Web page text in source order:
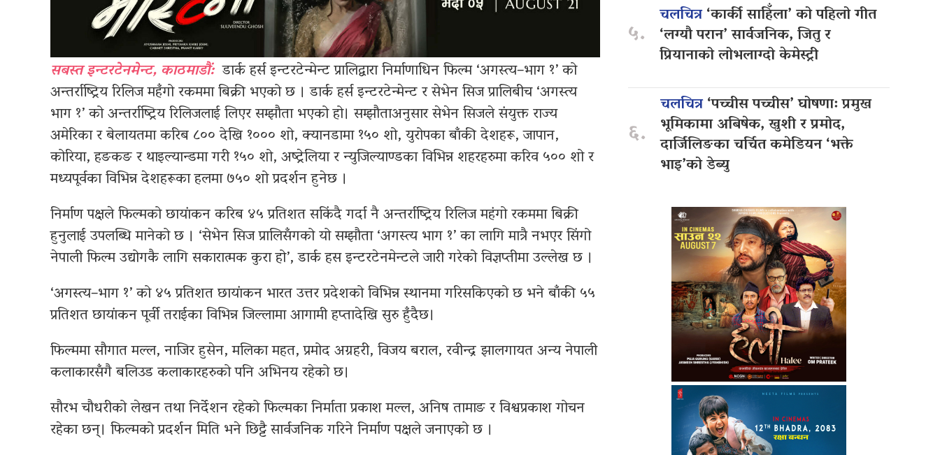
सबस्त इन्टरटेनमेन्ट, काठमाडौं: डार्क हर्स इन्टरटेन्मेन्ट प्रालिद्वारा निर्माणाधिन फिल्म ‘अगस्त्य–भाग १’ को
अन्तर्राष्ट्रिय रिलिज महँगो रकममा बिक्री भएको छ । डार्क हर्स इन्टरटेन्मेन्ट र सेभेन सिज प्रालिबीच ‘अगस्त्य
भाग १’ को अन्तर्राष्ट्रिय रिलिजलाई लिएर सम्झौता भएको हो। सम्झौताअनुसार सेभेन सिजले संयुक्त राज्य
अमेरिका र बेलायतमा करिब ८०० देखि १००० शो, क्यानडामा १५० शो, युरोपका बाँकी देशहरू, जापान,
कोरिया, हङकङ र थाइल्यान्डमा गरी १५० शो, अष्ट्रेलिया र न्युजिल्याण्डका विभिन्न शहरहरुमा करिव ५०० शो र
मध्यपूर्वका विभिन्न देशहरूका हलमा ७५० शो प्रदर्शन हुनेछ ।
निर्माण पक्षले फिल्मको छायांकन करिब ४५ प्रतिशत सकिंदै गर्दा नै अन्तर्राष्ट्रिय रिलिज महंगो रकममा बिक्री
हुनुलाई उपलब्धि मानेको छ । ‘सेभेन सिज प्रालिसँगको यो सम्झौता ‘अगस्त्य भाग १’ का लागि मात्रै नभएर सिंगो
नेपाली फिल्म उद्योगकै लागि सकारात्मक कुरा हो’, डार्क हस इन्टरटेनमेन्टले जारी गरेको विज्ञप्तीमा उल्लेख छ ।
‘अगस्त्य–भाग १’ को ४५ प्रतिशत छायांकन भारत उत्तर प्रदेशको विभिन्न स्थानमा गरिसकिएको छ भने बाँकी ५५
प्रतिशत छायांकन पूर्वी तराईका विभिन्न जिल्लामा आगामी हप्तादेखि सुरु हुँदैछ।
फिल्ममा सौगात मल्ल, नाजिर हुसेन, मलिका महत, प्रमोद अग्रहरी, विजय बराल, रवीन्द्र झालगायत अन्य नेपाली
कलाकारसँगै बलिउड कलाकारहरुको पनि अभिनय रहेको छ।
सौरभ चौधरीको लेखन तथा निर्देशन रहेको फिल्मका निर्माता प्रकाश मल्ल, अनिष तामाङ र विश्वप्रकाश गोचन
रहेका छन्। फिल्मको प्रदर्शन मिति भने छिट्टै सार्वजनिक गरिने निर्माण पक्षले जनाएको छ ।
५.
चलचित्र‘कार्की साहिँला’ को पहिलो गीत
‘लग्यौ परान’ सार्वजनिक, जितु र
प्रियानाको लोभलाग्दो केमेस्ट्री
६.
चलचित्र‘पच्चीस पच्चीस’ घोषणा: प्रमुख
भूमिकामा अबिषेक, खुशी र प्रमोद,
दार्जिलिङका चर्चित कमेडियन ‘भक्ते
भाइ’को डेब्यु